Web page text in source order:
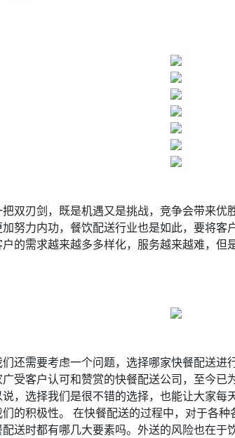
双刃剑，既是机遇又是挑战，竞争会带来
努力内功，餐饮配送行业也是如此，要将
的需求越来越多多样化，服务越来越难，但
还需要考虑一个问题，选择哪家快餐配送进
受客户认可和赞赏的快餐配送公司，至今已
，选择我们是很不错的选择，也能让大家
的积极性。 在快餐配送的过程中，对于各
送时都有哪几大要素吗。外送的风险也在